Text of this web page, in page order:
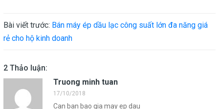
Bài viết trước: Bán máy ép dầu lạc công suất lớn đa năng giá
rẻ cho hộ kinh doanh
2 Thảo luận:
Truong minh tuan
17/10/2018
Can ban bao gia may ep dau